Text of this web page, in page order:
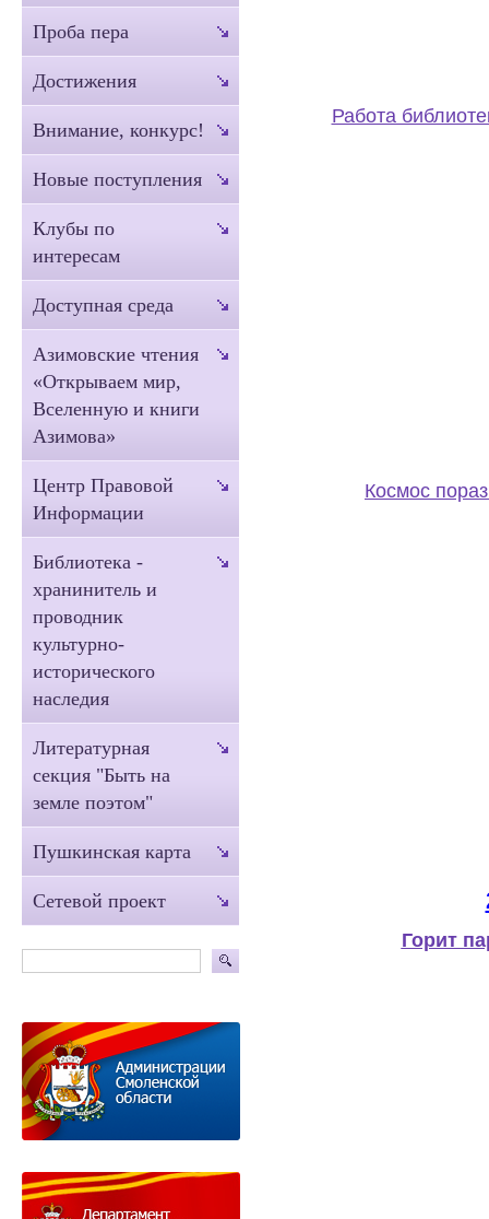
Работа
Космос
Горит
Проба пера
Достижения
Внимание, конкурс!
Новые поступления
Клубы по
интересам
Доступная среда
Азимовские чтения
«Открываем мир,
Вселенную и книги
Азимова»
Центр Правовой
Информации
Библиотека -
хранинитель и
проводник
культурно-
исторического
наследия
Литературная
секция "Быть на
земле поэтом"
Пушкинская карта
Сетевой проект